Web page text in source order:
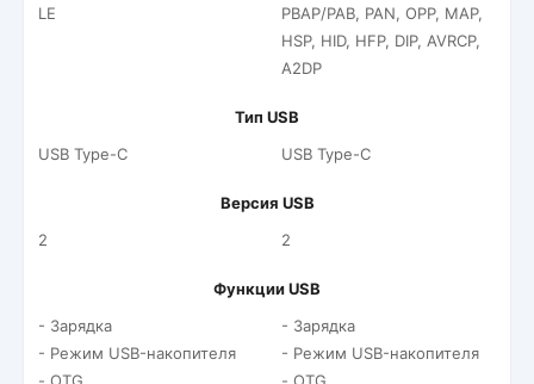
LE
PBAP/PAB, PAN, OPP, MAP,
HSP, HID, HFP, DIP, AVRCP,
A2DP
Тип USB
USB Type-C
USB Type-C
Версия USB
2
2
Функции USB
- Зарядка
- Режим USB-накопителя
- Зарядка
- Режим USB-накопителя